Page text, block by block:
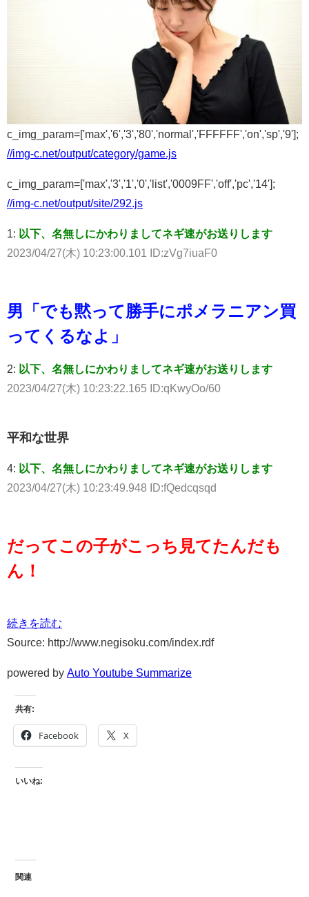
c_img_param=['max','6','3','80','normal','FFFFFF','on','sp','9'];
//img-c.net/output/category/game.js
c_img_param=['max','3','1','0','list','0009FF','off','pc','14'];
//img-c.net/output/site/292.js
1: 以下、名無しにかわりましてネギ速がお送りします
2023/04/27(木) 10:23:00.101 ID:zVg7iuaF0
男「でも黙って勝手にポメラニアン買
ってくるなよ」
2: 以下、名無しにかわりましてネギ速がお送りします
2023/04/27(木) 10:23:22.165 ID:qKwyOo/60
平和な世界
4: 以下、名無しにかわりましてネギ速がお送りします
2023/04/27(木) 10:23:49.948 ID:fQedcqsqd
だってこの子がこっち見てたんだも
ん！
続きを読む
Source: http://www.negisoku.com/index.rdf
powered by Auto Youtube Summarize
共有:
Facebook X
いいね:
関連